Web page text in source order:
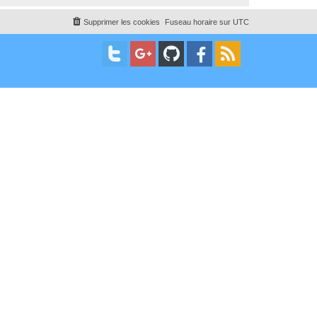
Fuseau horaire sur UTC
Supprimer les cookies